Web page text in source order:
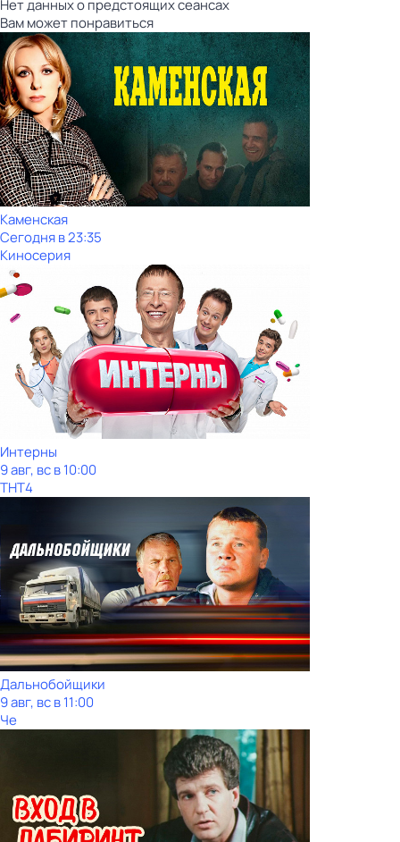
Нет данных о предстоящих сеансах
Вам может понравиться
Каменская
Сегодня в 23:35
Киносерия
Интерны
9 авг, вс в 10:00
ТНТ4
Дальнобойщики
9 авг, вс в 11:00
Че